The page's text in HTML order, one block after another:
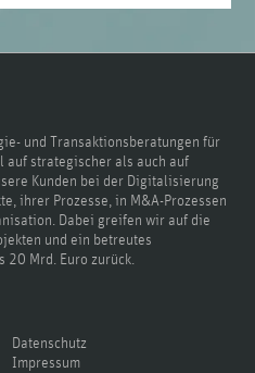
und Transaktionsberatungen für
auf strategischer als auch auf
Kunden bei der Digitalisierung
ihrer Prozesse, in M&A-Prozessen
Dabei greifen wir auf die
und ein betreutes
20 Mrd. Euro zurück.
Datenschutz
Impressum